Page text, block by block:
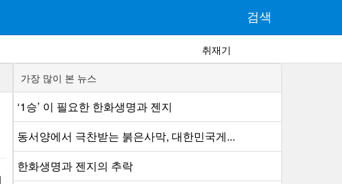
검색
취재기
가장 많이 본 뉴스
‘1승’ 이 필요한 한화생명과 젠지
동서양에서 극찬받는 붉은사막, 대한민국게...
한화생명과 젠지의 추락